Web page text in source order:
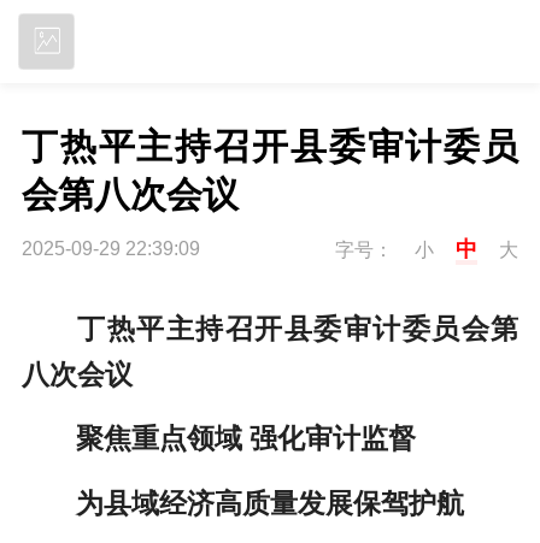
丁热平主持召开县委审计委员
会第八次会议
2025-09-29 22:39:09 字号： 小 中 大
丁热平主持召开县委审计委员会第
八次会议
聚焦重点领域 强化审计监督
为县域经济高质量发展保驾护航